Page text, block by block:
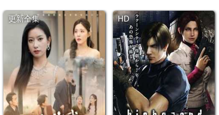
更新全集 HD